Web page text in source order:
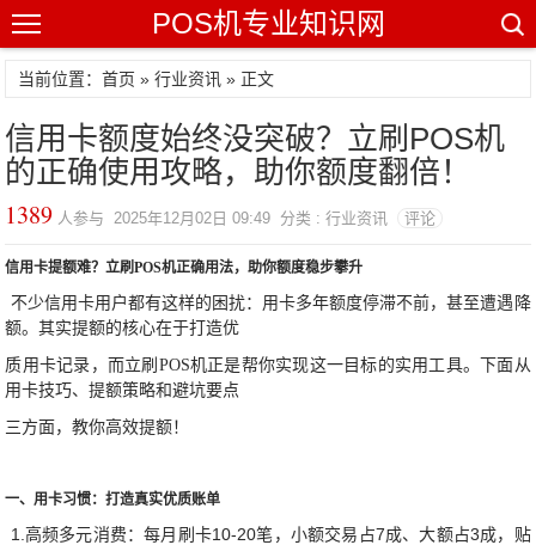
POS机专业知识网
当前位置：首页 »行业资讯 » 正文
信用卡额度始终没突破？立刷POS机
的正确使用攻略，助你额度翻倍！
1389 人参与 2025年12月02日 09:49 分类 : 行业资讯 评论
信用卡提额难？立刷POS机正确用法，助你额度稳步攀升
不少信用卡用户都有这样的困扰：用卡多年额度停滞不前，甚至遭遇降
额。其实提额的核心在于打造优
质用卡记录，而立刷POS机正是帮你实现这一目标的实用工具。下面从
用卡技巧、提额策略和避坑要点
三方面，教你高效提额！
一、用卡习惯：打造真实优质账单
1.高频多元消费：每月刷卡10-20笔，小额交易占7成、大额占3成，贴